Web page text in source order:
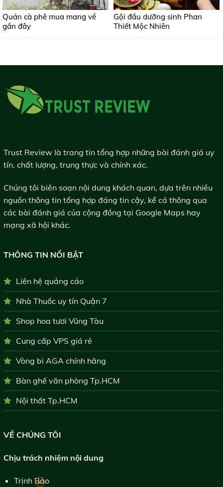
Quán cà phê mua mang về
gần đây
Gội đầu dưỡng sinh Phan
Thiết Mộc Nhiên
Trust Review là trang tin tổng hợp những bài đánh giá uy
tín, chất lượng, trung thực và chính xác.
Chúng tôi biên soạn nội dung khách quan, dựa trên nhiều
nguồn thông tin tổng hợp đáng tin cậy, kể cả thông qua
các bài đánh giá của cộng đồng tại Google Maps hay
mạng xã hội khác.
THÔNG TIN NỔI BẬT
Liên hệ quảng cáo
Nhà Thuốc uy tín Quận 7
Shop hoa tươi Vũng Tàu
Cung cấp VPS giá rẻ
Vòng bi AGA chính hãng
Bàn ghế văn phòng Tp.HCM
Nội thất Tp.HCM
VỀ CHÚNG TÔI
Chịu trách nhiệm nội dung
Trịnh Bảo
×